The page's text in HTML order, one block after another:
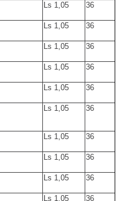
Ls 1,05 36
Ls 1,05 36
Ls 1,05 36
Ls 1,05 36
Ls 1,05 36
Ls 1,05 36
Ls 1,05 36
Ls 1,05 36
Ls 1,05 36
Ls 1,05 36